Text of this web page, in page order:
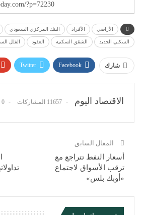
الأراضي الأفراد البنك المركزي السعودي
السكني الجديد الشقق السكنية العقود الفلل
شارك Facebook
Twitter
الاقتصاد اليوم 11657 المشاركات 0 تعليقات
المقال السابق
أسعار النفط تتراجع مع
ترقب الأسواق لاجتماع
«أوبك بلس»